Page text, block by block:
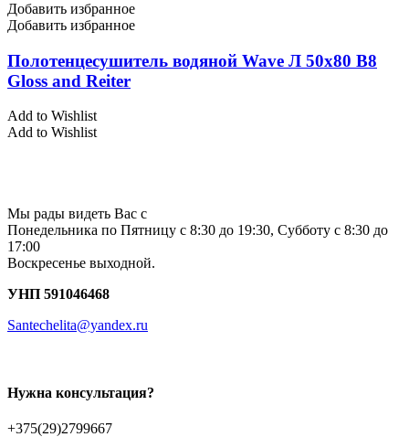
Добавить избранное
Добавить избранное
Полотенцесушитель водяной Wave Л 50х80 В8
Gloss and Reiter
Add to Wishlist
Add to Wishlist
Мы рады видеть Вас с
Понедельника по Пятницу с 8:30 до 19:30, Субботу с 8:30 до
17:00
Воскресенье выходной.
УНП 591046468
Santechelita@yandex.ru
Нужна консультация?
+375(29)2799667